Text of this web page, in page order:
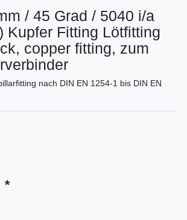
/ 45 Grad / 5040 i/a
Kupfer Fitting Lötfitting
copper fitting, zum
nach DIN EN 1254-1 bis DIN EN
*